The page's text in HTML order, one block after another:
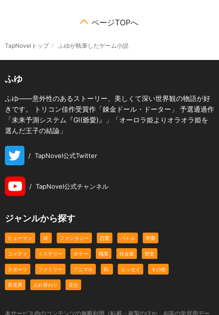
ページTOPへ
TapNovelトップ ふゆが執筆したゲーム小説
ふゆ
ふゆ――意外性のあるストーリー、美しくて深い世界観の物語が好
きです。 トリコン佳作受賞作「錬金ドール・ドーター」 予選通過作
「未来予測システム『GI(爺愛)』」「オーロラ姫よりオラオラ姫を
選んだ王子の結論」
/ TapNovel公式Twitter
/ TapNovel公式チャンネル
ジャンルから探す
ヒューマン SF ファンタジー 恋愛 バトル 学園
コメディ ミステリー ホラー 職業 社会派 歴史
スポーツ ファミリー アニマル BL エッセイ その他
異世界 入れ替わり 百合
本サービス内のコンテンツの無断利用（転載・複製のほか、AI等の学習用デー